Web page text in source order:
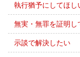
執行猶予にしてほし
無実・無罪を証明し
示談で解決したい